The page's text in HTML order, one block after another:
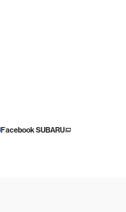
Facebook SUBARU